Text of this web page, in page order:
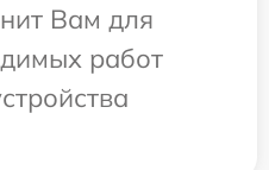
Вам для
работ